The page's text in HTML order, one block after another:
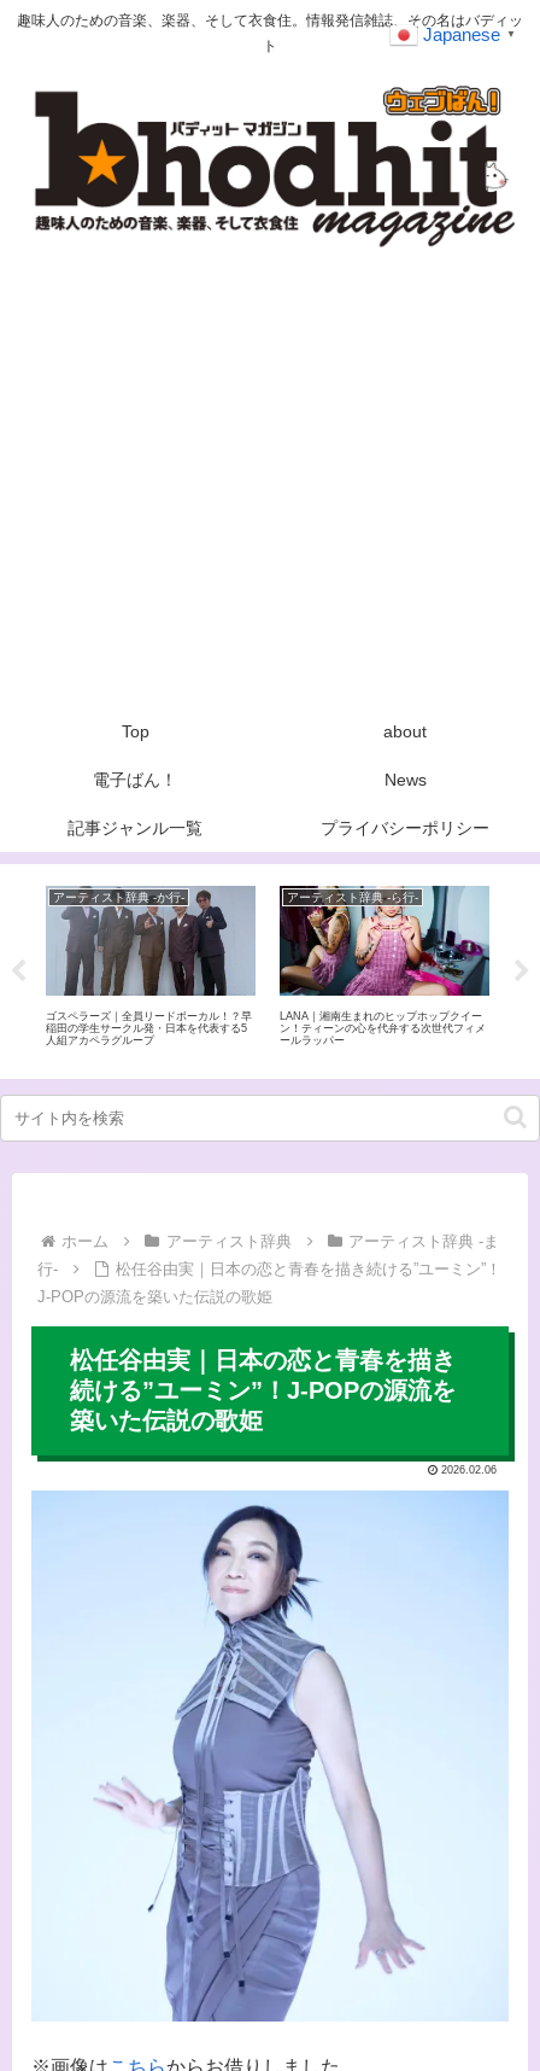
趣味人のための音楽、楽器、そして衣食住。情報発信雑誌、その名はバディッ
ト
Top about
電子ばん！ News
記事ジャンル一覧 プライバシーポリシー
アーティスト辞典 -か行-
ゴスペラーズ｜全員リードボーカル！？早
稲田の学生サークル発・日本を代表する5
人組アカペラグループ
アーティスト辞典 -ら行-
LANA｜湘南生まれのヒップホップクイー
ン！ティーンの心を代弁する次世代フィメ
ールラッパー
ホーム アーティスト辞典
アーティスト辞典 -ま
行-
松任谷由実｜日本の恋と青春を描き続ける”ユーミン”！
J-POPの源流を築いた伝説の歌姫
松任谷由実｜日本の恋と青春を描き
続ける”ユーミン”！J-POPの源流を
築いた伝説の歌姫
2026.02.06
※画像はこちらからお借りしました。
Japanese ▼